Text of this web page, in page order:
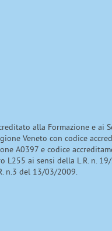
alla Formazione e ai
Veneto con codice
A0397 e codice
L255 ai sensi della L.R. n.
n.3 del 13/03/2009.